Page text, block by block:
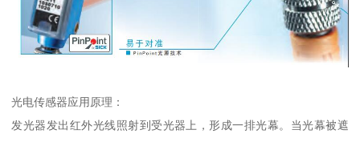
光电传感器应用原理：
发光器发出红外光线照射到受光器上，形成一排光幕。当光幕被遮